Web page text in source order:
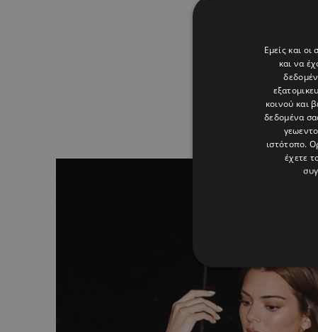
Εμείς και
και να
κοινού και
δεδομένα
ιστότοπο.
έχετε